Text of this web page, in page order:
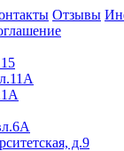
Отзывы
д.9